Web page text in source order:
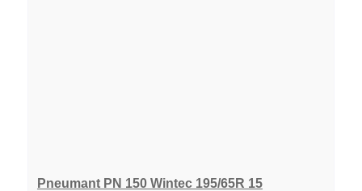
Pneumant PN 150 Wintec 195/65R 15